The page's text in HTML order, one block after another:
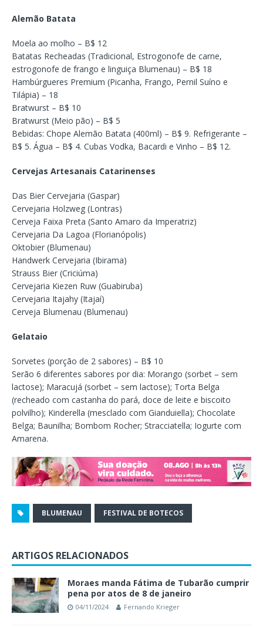
Alemão Batata
Moela ao molho – B$ 12
Batatas Recheadas (Tradicional, Estrogonofe de carne,
estrogonofe de frango e linguiça Blumenau) – B$ 18
Hambúrgueres Premium (Picanha, Frango, Pernil Suíno e
Tilápia) – 18
Bratwurst – B$ 10
Bratwurst (Meio pão) – B$ 5
Bebidas: Chope Alemão Batata (400ml) – B$ 9. Refrigerante –
B$ 5. Água – B$ 4. Cubas Vodka, Bacardi e Vinho – B$ 12.
Cervejas Artesanais Catarinenses
Das Bier Cervejaria (Gaspar)
Cervejaria Holzweg (Lontras)
Cerveja Faixa Preta (Santo Amaro da Imperatriz)
Cervejaria Da Lagoa (Florianópolis)
Oktobier (Blumenau)
Handwerk Cervejaria (Ibirama)
Strauss Bier (Criciúma)
Cervejaria Kiezen Ruw (Guabiruba)
Cervejaria Itajahy (Itajaí)
Cerveja Blumenau (Blumenau)
Gelataio
Sorvetes (porção de 2 sabores) – B$ 10
Serão 6 diferentes sabores por dia: Morango (sorbet – sem
lactose); Maracujá (sorbet – sem lactose); Torta Belga
(recheado com castanha do pará, doce de leite e biscoito
polvilho); Kinderella (mesclado com Gianduiella); Chocolate
Belga; Baunilha; Bombom Rocher; Stracciatella; Iogurte com
Amarena.
BLUMENAU FESTIVAL DE BOTECOS
ARTIGOS RELACIONADOS
Moraes manda Fátima de Tubarão cumprir
pena por atos de 8 de janeiro
04/11/2024 Fernando Krieger